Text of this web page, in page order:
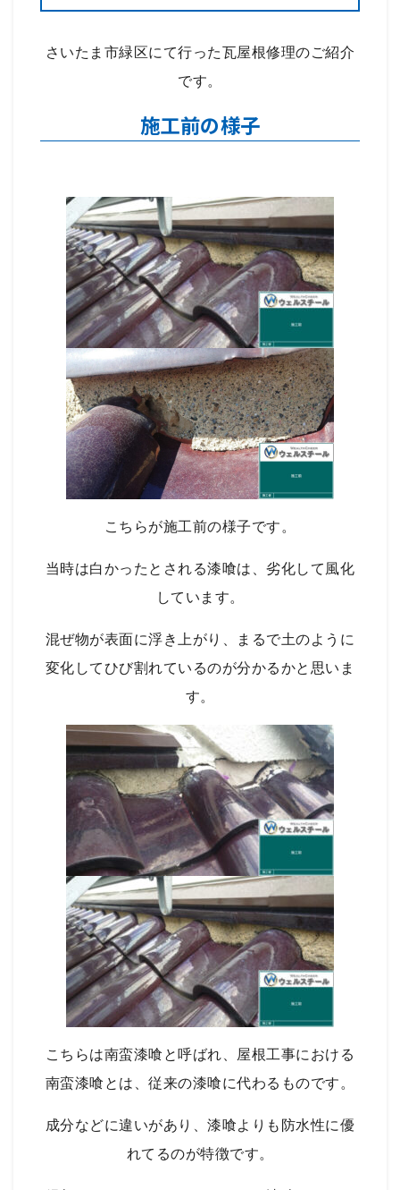
さいたま市緑区にて行った瓦屋根修理のご紹介
です。
施工前の様子
こちらが施工前の様子です。
当時は白かったとされる漆喰は、劣化して風化
しています。
混ぜ物が表面に浮き上がり、まるで土のように
変化してひび割れているのが分かるかと思いま
す。
こちらは南蛮漆喰と呼ばれ、屋根工事における
南蛮漆喰とは、従来の漆喰に代わるものです。
成分などに違いがあり、漆喰よりも防水性に優
れてるのが特徴です。